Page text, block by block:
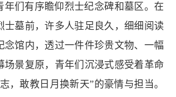
年们有序瞻仰烈士纪念碑和墓区。在
士墓前，许多人驻足良久，细细阅读
念馆内，透过一件件珍贵文物、一幅
场景复原，青年们沉浸式感受着革命
，敢教日月换新天”的豪情与担当。